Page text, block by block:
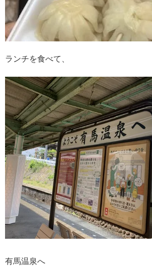
ランチを食べて、
有馬温泉へ